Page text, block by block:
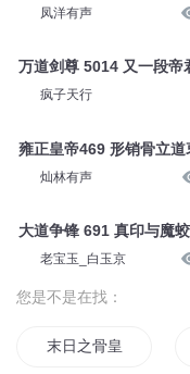
凤洋有声
万道剑尊 5014 又一段帝
疯子天行
雍正皇帝469 形销骨立道
灿林有声
大道争锋 691 真印与魔
老宝玉_白玉京
您是不是在找：
末日之骨皇